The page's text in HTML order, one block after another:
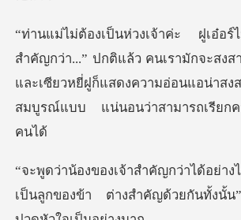
ปกติแล้ว คนเรามักจะสง
และเซียวหยี่ฝูก็แสดงความอ่อนแ
เป็นลูกของข้า ต่างสำคัญด้วยกันทั้